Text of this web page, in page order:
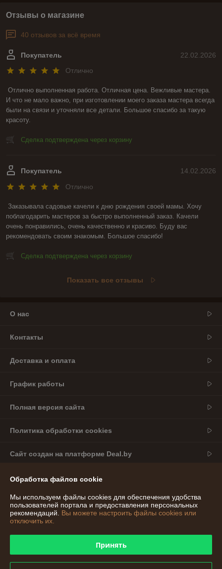
Отзывы о магазине
40 отзывов за всё время
22.02.2026
Покупатель
Отлично
Отлично выполненная работа. Отличная цена. Вежливые мастера.
И что не мало важно, при изготовлении моего заказа мастера всегда
были на связи и уточняли все детали. Большое спасибо за такую
красоту.
Сделка подтверждена через корзину
14.02.2026
Покупатель
Отлично
Заказывала садовые качели к дню рождения своей мамы. Хочу
поблагодарить мастеров за быстро выполненный заказ. Качели
очень понравились, очень качественно и красиво. Буду вас
рекомендовать своим знакомым. Большое спасибо!
Сделка подтверждена через корзину
Показать все отзывы
О нас
Контакты
Доставка и оплата
График работы
Полная версия сайта
Политика обработки cookies
Сайт создан на платформе Deal.by
Информация для покупателя
Индивидуальный предприниматель:ИП Богомолов Александр
Сергеевич
Беларусь, Могилёвская область, г. Могилёв
Могилёва
Обработка файлов cookie
Мы используем файлы cookies для обеспечения удобства
пользователей портала и предоставления персональных
рекомендаций. Вы можете настроить файлы cookies или
отключить их.
Принять